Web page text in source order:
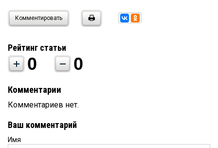
Комментировать
Рейтинг статьи
0 0
Комментарии
Комментариев нет.
Ваш комментарий
Имя